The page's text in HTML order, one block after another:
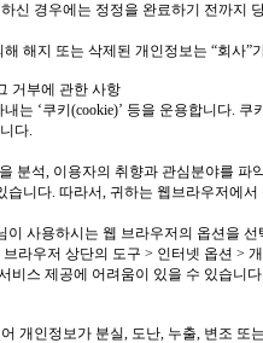
신 경우에는 정정을 완료하기 전까지
해지 또는 삭제된 개인정보는 “회사
거부에 관한 사항
는 ‘쿠키(cookie)’ 등을 운용합니다.
다.
분석, 이용자의 취향과 관심분야를
니다. 따라서, 귀하는 웹브라우저에
사용하시는 웹 브라우저의 옵션을
라우저 상단의 도구 > 인터넷 옵션 >
비스 제공에 어려움이 있을 수 있습니
개인정보가 분실, 도난, 누출, 변조